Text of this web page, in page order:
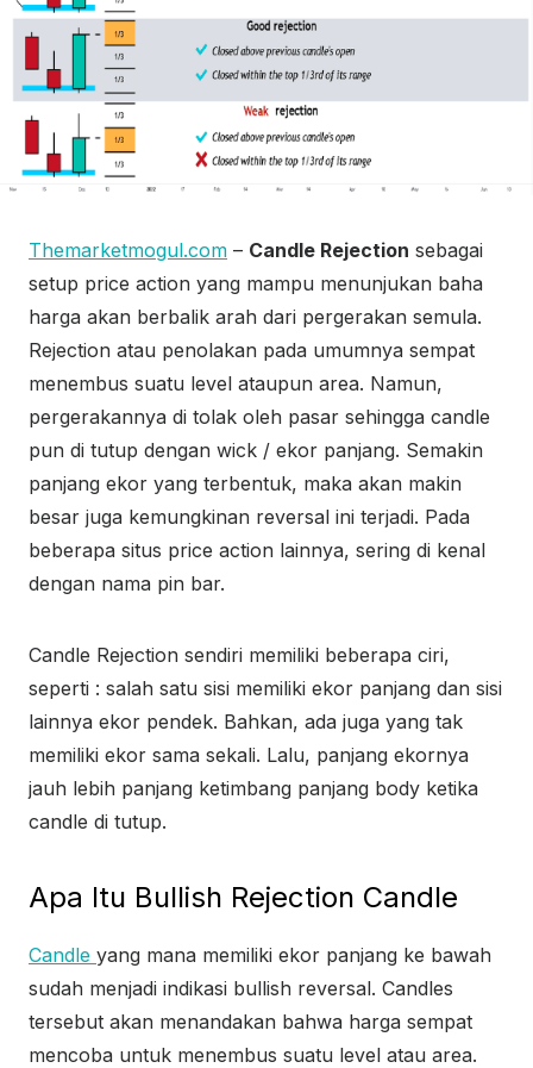
Themarketmogul.com – Candle Rejection sebagai
setup price action yang mampu menunjukan baha
harga akan berbalik arah dari pergerakan semula.
Rejection atau penolakan pada umumnya sempat
menembus suatu level ataupun area. Namun,
pergerakannya di tolak oleh pasar sehingga candle
pun di tutup dengan wick / ekor panjang. Semakin
panjang ekor yang terbentuk, maka akan makin
besar juga kemungkinan reversal ini terjadi. Pada
beberapa situs price action lainnya, sering di kenal
dengan nama pin bar.
Candle Rejection sendiri memiliki beberapa ciri,
seperti : salah satu sisi memiliki ekor panjang dan sisi
lainnya ekor pendek. Bahkan, ada juga yang tak
memiliki ekor sama sekali. Lalu, panjang ekornya
jauh lebih panjang ketimbang panjang body ketika
candle di tutup.
Apa Itu Bullish Rejection Candle
Candle yang mana memiliki ekor panjang ke bawah
sudah menjadi indikasi bullish reversal. Candles
tersebut akan menandakan bahwa harga sempat
mencoba untuk menembus suatu level atau area.